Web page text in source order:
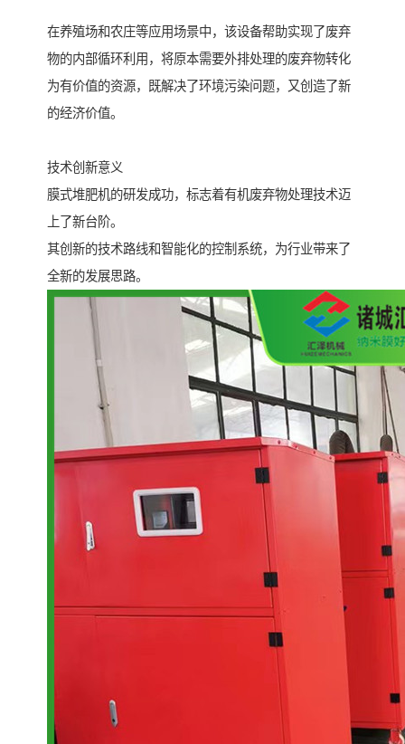
在养殖场和农庄等应用场景中，该设备帮助实现了废弃
物的内部循环利用，将原本需要外排处理的废弃物转化
为有价值的资源，既解决了环境污染问题，又创造了新
的经济价值。
技术创新意义
膜式堆肥机的研发成功，标志着有机废弃物处理技术迈
上了新台阶。
其创新的技术路线和智能化的控制系统，为行业带来了
全新的发展思路。